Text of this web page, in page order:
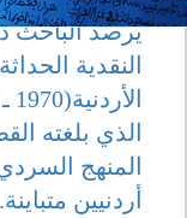
يرصد الباحث
النقدية
الذي بلغته
المنهج
أردنيين